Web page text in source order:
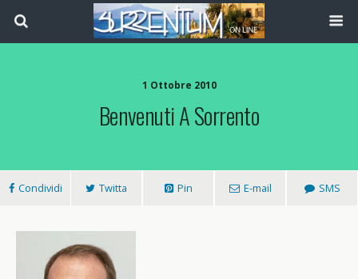
1 Ottobre 2010
Benvenuti A Sorrento
Condividi Twitta Pin E-mail SMS